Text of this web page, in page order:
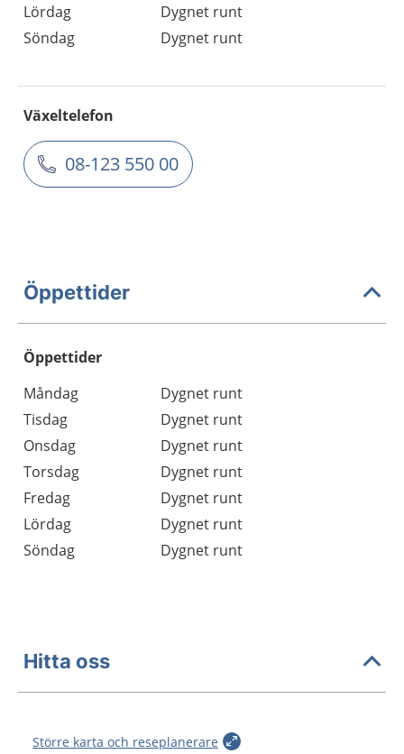
Lördag
Dygnet runt
Söndag
Dygnet runt
Växeltelefon
08-123 550 00
Öppettider
Öppettider
Dag
Öppettider
Kommentarer
Måndag
Dygnet runt
Tisdag
Dygnet runt
Onsdag
Dygnet runt
Torsdag
Dygnet runt
Fredag
Dygnet runt
Lördag
Dygnet runt
Söndag
Dygnet runt
Hitta oss
Större karta och reseplanerare